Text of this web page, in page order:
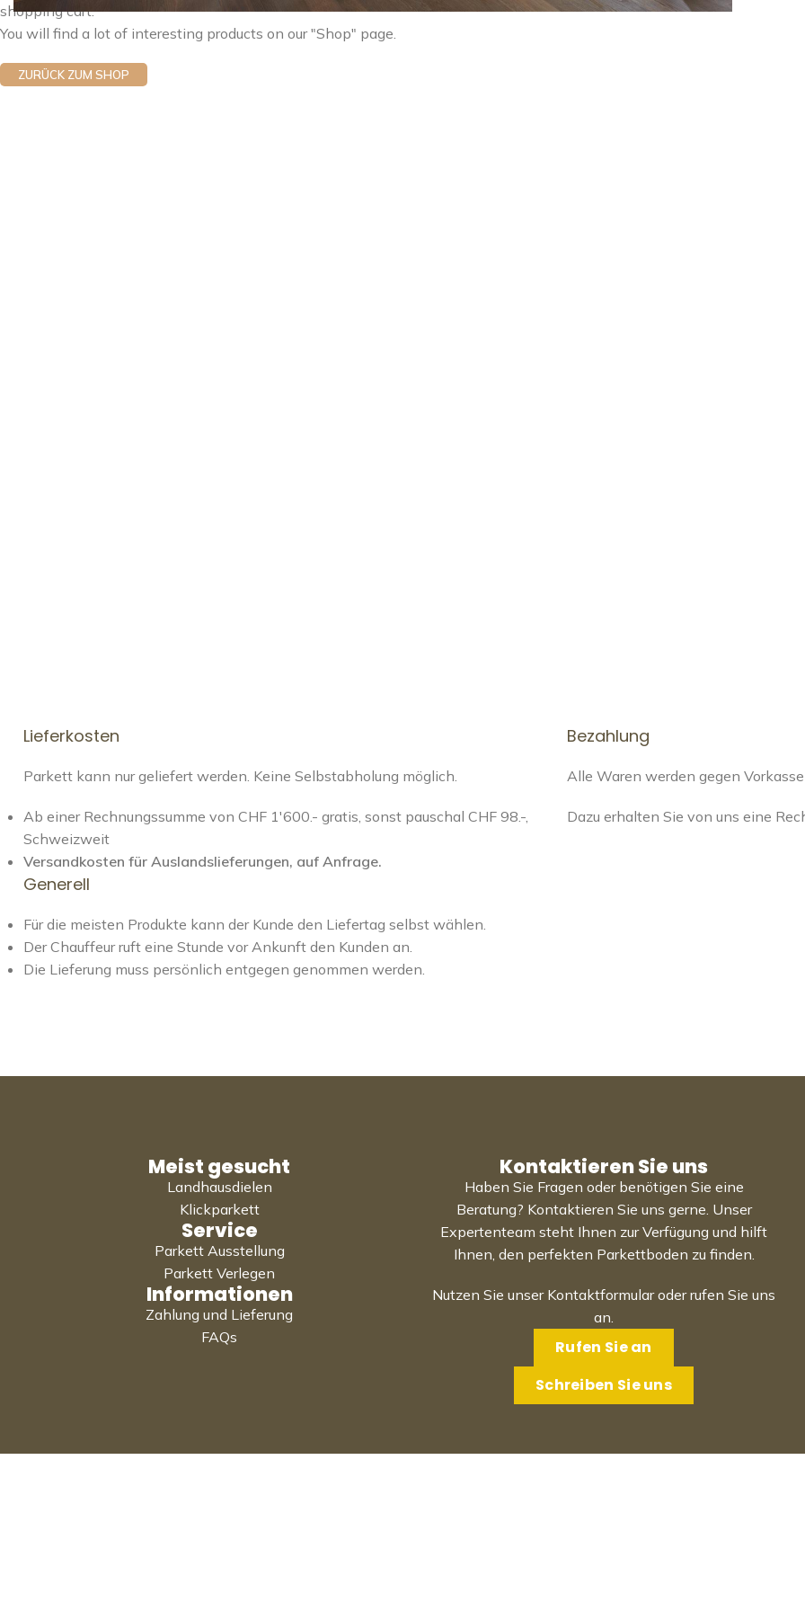
shopping cart.
You will find a lot of interesting products on our "Shop" page.
ZURÜCK ZUM SHOP
Lieferkosten
Parkett kann nur geliefert werden. Keine Selbstabholung möglich.
Ab einer Rechnungssumme von CHF 1'600.- gratis, sonst pauschal CHF 98.-,
Schweizweit
Versandkosten für Auslandslieferungen, auf Anfrage.
Generell
Für die meisten Produkte kann der Kunde den Liefertag selbst wählen.
Der Chauffeur ruft eine Stunde vor Ankunft den Kunden an.
Die Lieferung muss persönlich entgegen genommen werden.
Bezahlung
Alle Waren werden gegen
Dazu erhalten Sie von uns eine
Meist gesucht
Landhausdielen
Klickparkett
Service
Parkett Ausstellung
Parkett Verlegen
Informationen
Zahlung und Lieferung
FAQs
Kontaktieren Sie uns
Haben Sie Fragen oder benötigen Sie eine
Beratung? Kontaktieren Sie uns gerne. Unser
Expertenteam steht Ihnen zur Verfügung und hilft
Ihnen, den perfekten Parkettboden zu finden.
Nutzen Sie unser Kontaktformular oder rufen Sie uns
an.
Rufen Sie an
Schreiben Sie uns